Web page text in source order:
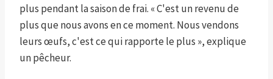
plus pendant la saison de frai. « C'est un revenu de
plus que nous avons en ce moment. Nous vendons
leurs œufs, c'est ce qui rapporte le plus », explique
un pêcheur.